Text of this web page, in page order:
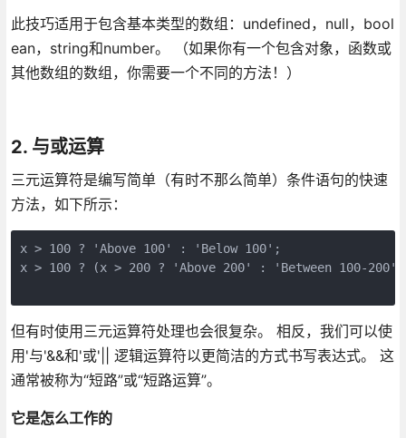
此技巧适用于包含基本类型的数组：undefined，null，bool
ean，string和number。 （如果你有一个包含对象，函数或
其他数组的数组，你需要一个不同的方法！）
2. 与或运算
三元运算符是编写简单（有时不那么简单）条件语句的快速
方法，如下所示：
x > 100 ? 'Above 100' : 'Below 100';
x > 100 ? (x > 200 ? 'Above 200' : 'Between 100-
但有时使用三元运算符处理也会很复杂。 相反，我们可以使
用'与'&&和'或'|| 逻辑运算符以更简洁的方式书写表达式。 这
通常被称为“短路”或“短路运算”。
它是怎么工作的